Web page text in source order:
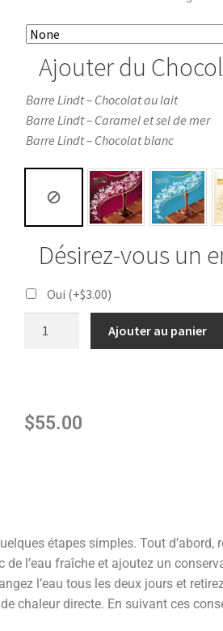
Ajouter du
Barre Lindt – Chocolat au lait
Barre Lindt – Caramel et sel de mer
Barre Lindt – Chocolat blanc
Désirez-vous un
Oui (+$3.00)
Ajouter au panier
$55.00
étapes simples. Tout d’abord,
l’eau fraîche et ajoutez un
l’eau tous les deux jours et
chaleur directe. En suivant ces